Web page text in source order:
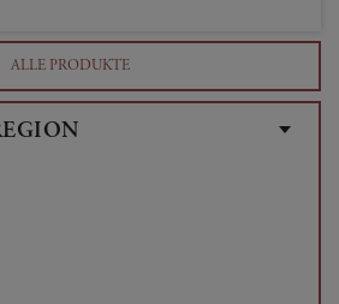
Marsala verdient eine
ALLE PRODUKTE